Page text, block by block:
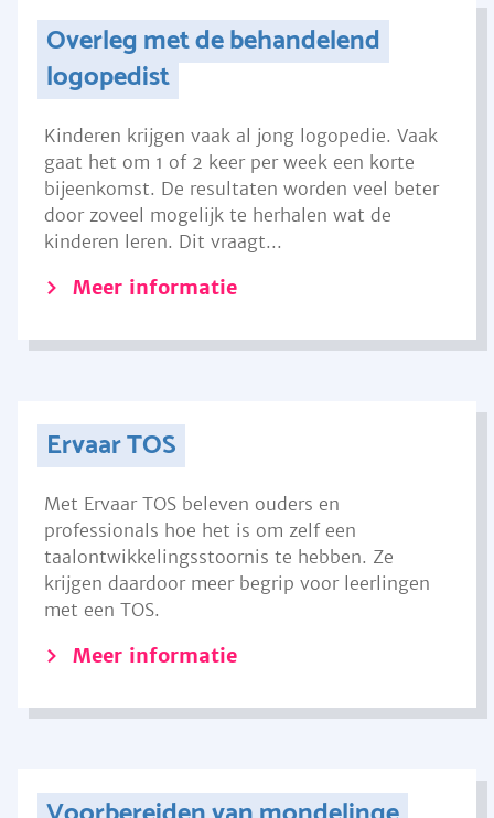
Overleg met de behandelend
logopedist
Kinderen krijgen vaak al jong logopedie. Vaak
gaat het om 1 of 2 keer per week een korte
bijeenkomst. De resultaten worden veel beter
door zoveel mogelijk te herhalen wat de
kinderen leren. Dit vraagt...
Meer informatie
Ervaar TOS
Met Ervaar TOS beleven ouders en
professionals hoe het is om zelf een
taalontwikkelingsstoornis te hebben. Ze
krijgen daardoor meer begrip voor leerlingen
met een TOS.
Meer informatie